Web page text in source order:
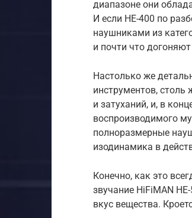
диапазоне они
И если HE-400 по
наушниками из
и почти что
Настолько же
инструментов,
и затуханий, и, в
воспроизводимого
полноразмерные
изодинамика в
Конечно, как это
звучание HiFiMAN
вкус вещества.